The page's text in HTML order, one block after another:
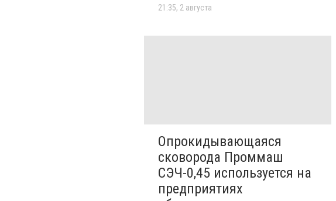
21:35, 2 августа
Опрокидывающаяся
сковорода Проммаш
СЭЧ-0,45 используется на
предприятиях